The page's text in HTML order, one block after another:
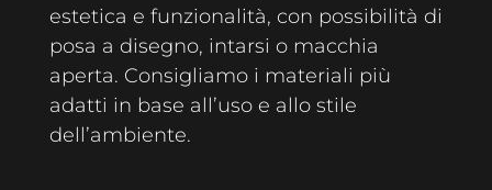
estetica e funzionalità, con possibilità di
posa a disegno, intarsi o macchia
aperta. Consigliamo i materiali più
adatti in base all’uso e allo stile
dell’ambiente.